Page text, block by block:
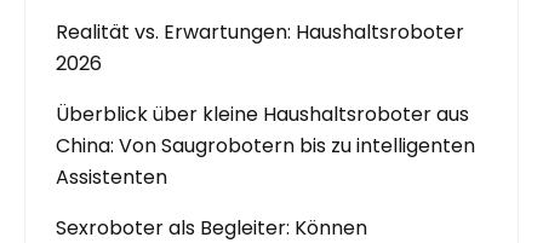
Realität vs. Erwartungen: Haushaltsroboter
2026
Überblick über kleine Haushaltsroboter aus
China: Von Saugrobotern bis zu intelligenten
Assistenten
Sexroboter als Begleiter: Können